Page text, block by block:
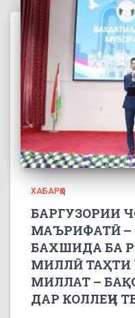
ХАБАРҲО
БАРГУЗОРИИ
МАЪРИФАТӢ –
БАХШИДА БА
МИЛЛӢ ТАҲТИ
МИЛЛАТ –
ДАР КОЛЛЕҶИ